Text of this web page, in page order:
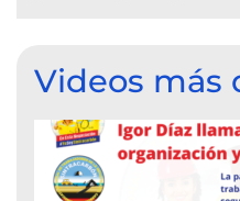
Videos más